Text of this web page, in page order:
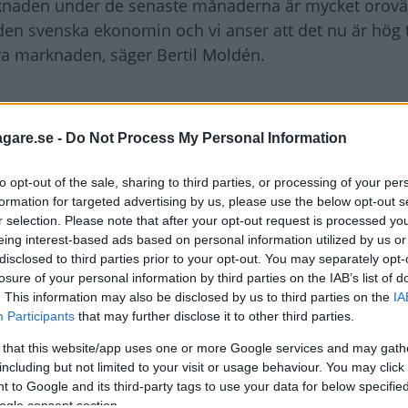
- Do Not Process My Personal Information
opt-out of the sale, sharing to third parties, or processing of your
for targeted advertising by us, please use the below opt-out
selection. Please note that after your opt-out request is processed
interest-based ads based on personal information utilized by us
to third parties prior to your opt-out. You may separately
of your personal information by third parties on the IAB’s list of
This information may also be disclosed by us to third parties on the
Participants that may further disclose it to other third parties.
that this website/app uses one or more Google services and may
but not limited to your visit or usage behaviour. You may
to Google and its third-party tags to use your data for below
under de senaste månaderna är mycket
svenska ekonomin och vi anser att det nu är
marknaden, säger Bertil Moldén.
att minska även under 2009.
gick mot strömmen och ökade med 57
rekordhöga 33,3 procent - vilket kan jämföras
2008 är mycket positivt för miljön och
Bertil Moldén.